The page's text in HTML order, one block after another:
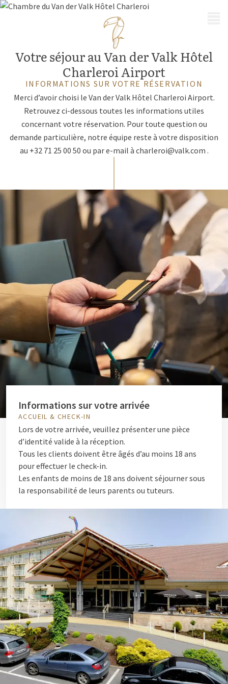
Votre séjour au Van der Valk Hôtel
Charleroi Airport
INFORMATIONS SUR VOTRE RÉSERVATION
Merci d’avoir choisi le Van der Valk Hôtel Charleroi Airport.
Retrouvez ci-dessous toutes les informations utiles
concernant votre réservation. Pour toute question ou
demande particulière, notre équipe reste à votre disposition
au +32 71 25 00 50 ou par e-mail à charleroi@valk.com .
Informations sur votre arrivée
ACCUEIL & CHECK-IN
Lors de votre arrivée, veuillez présenter une pièce
d’identité valide à la réception.
Tous les clients doivent être âgés d’au moins 18 ans
pour effectuer le check-in.
Les enfants de moins de 18 ans doivent séjourner sous
la responsabilité de leurs parents ou tuteurs.